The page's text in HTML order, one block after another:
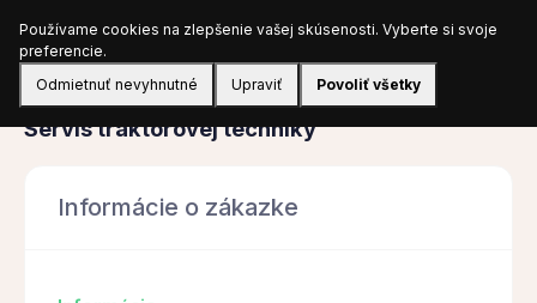
Prihlásiť sa
Obstarávanie
Servis traktorovej techniky
Informácie o zákazke
Používame cookies na zlepšenie vašej skúsenosti. Vyberte si svoje
preferencie.
Odmietnuť nevyhnutné
Upraviť Povoliť všetky